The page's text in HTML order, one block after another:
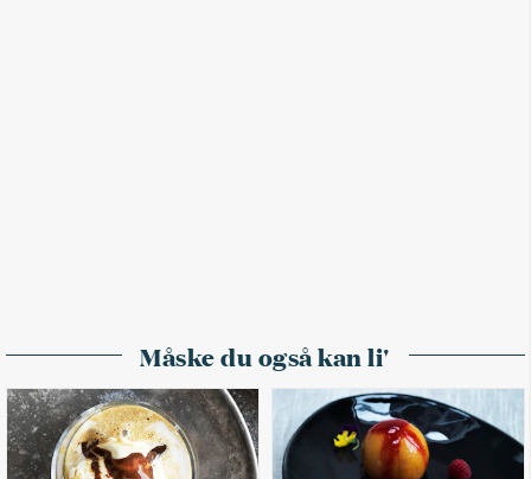
Måske du også kan li'